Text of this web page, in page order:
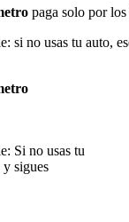
paga solo por
si no usas tu auto,
Si no usas tu
y sigues